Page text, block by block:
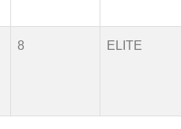
8 ELITE